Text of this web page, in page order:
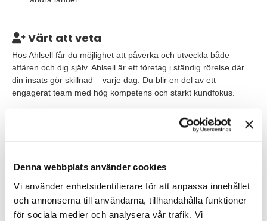
Denna webbplats använder cookies
Vi använder enhetsidentifierare för att anpassa innehållet
och annonserna till användarna, tillhandahålla funktioner
för sociala medier och analysera vår trafik. Vi
Värt att veta
Hos Ahlsell får du möjlighet att påverka och utveckla både
affären och dig själv. Ahlsell är ett företag i ständig rörelse där
din insats gör skillnad – varje dag. Du blir en del av ett
engagerat team med hög kompetens och starkt kundfokus.
Då du arbetar tvärfunktionellt i hela organisationen blir resandet
en stor del i din vardag. Du utgår ifrån huvudkontoret i
Våra förväntningar
Vi letar efter dig som: